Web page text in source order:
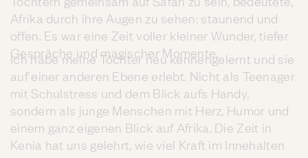
Afrika durch ihre Augen zu sehen: staunend und
offen. Es war eine Zeit voller kleiner Wunder, tiefer
Gespräche und magischer Momente.
Ich habe meine Töchter neu kennengelernt und sie
auf einer anderen Ebene erlebt. Nicht als Teenager
mit Schulstress und dem Blick aufs Handy,
sondern als junge Menschen mit Herz, Humor und
einem ganz eigenen Blick auf Afrika. Die Zeit in
Kenia hat uns gelehrt, wie viel Kraft im Innehalten